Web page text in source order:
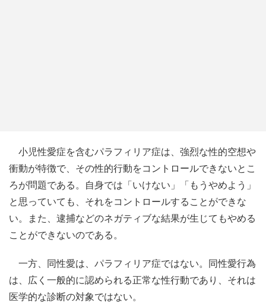
小児性愛症を含むパラフィリア症は、強烈な性的空想や
衝動が特徴で、その性的行動をコントロールできないとこ
ろが問題である。自身では「いけない」「もうやめよう」
と思っていても、それをコントロールすることができな
い。また、逮捕などのネガティブな結果が生じてもやめる
ことができないのである。
一方、同性愛は、パラフィリア症ではない。同性愛行為
は、広く一般的に認められる正常な性行動であり、それは
医学的な診断の対象ではない。